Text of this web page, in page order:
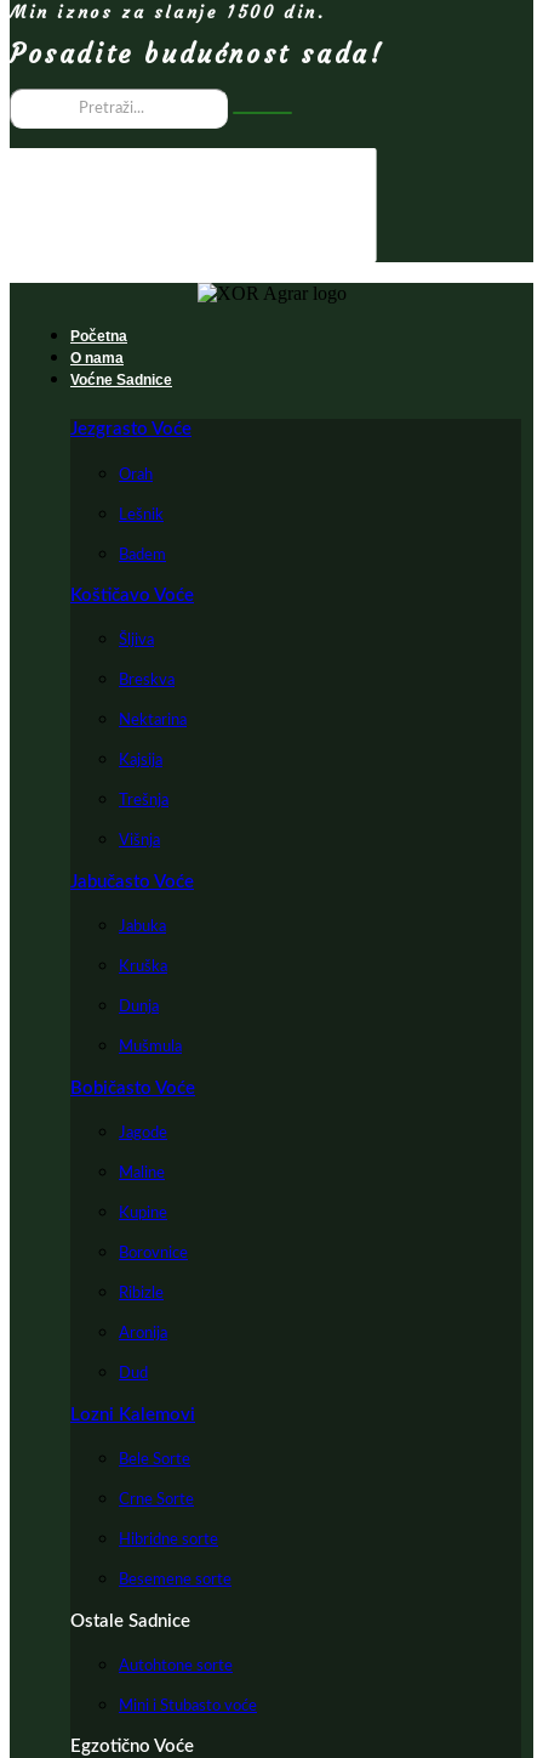
Min iznos za slanje 1500 din.
Posadite budućnost sada!
Početna
O nama
Voćne Sadnice
Jezgrasto Voće
Orah
Lešnik
Badem
Koštičavo Voće
Šljiva
Breskva
Nektarina
Kajsija
Trešnja
Višnja
Jabučasto Voće
Jabuka
Kruška
Dunja
Mušmula
Bobičasto Voće
Jagode
Maline
Kupine
Borovnice
Ribizle
Aronija
Dud
Lozni Kalemovi
Bele Sorte
Crne Sorte
Hibridne sorte
Besemene sorte
Ostale Sadnice
Autohtone sorte
Mini i Stubasto voće
Egzotično Voće